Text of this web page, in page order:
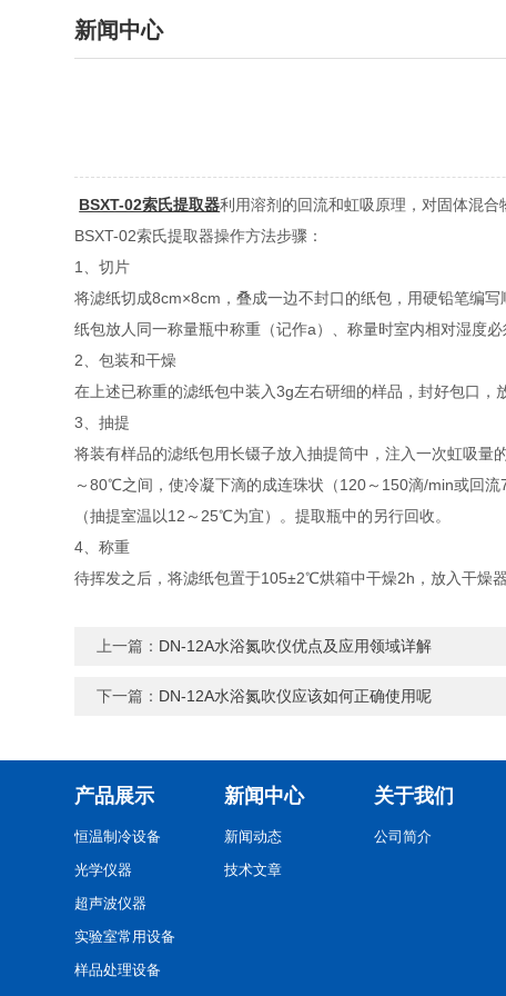
新闻中心
BSXT-02索氏提取器利用溶剂的回流和虹吸原理，对固体混
BSXT-02索氏提取器操作方法步骤：
1、切片
将滤纸切成8cm×8cm，叠成一边不封口的纸包，用硬铅笔编
纸包放人同一称量瓶中称重（记作a）、称量时室内相对湿度
2、包装和干燥
在上述已称重的滤纸包中装入3g左右研细的样品，封好包口
3、抽提
将装有样品的滤纸包用长镊子放入抽提筒中，注入一次虹吸
～80℃之间，使冷凝下滴的成连珠状（120～150滴/min或回
（抽提室温以12～25℃为宜）。提取瓶中的另行回收。
4、称重
待挥发之后，将滤纸包置于105±2℃烘箱中干燥2h，放入干燥
上一篇： DN-12A水浴氮吹仪优点及应用领域详解
下一篇： DN-12A水浴氮吹仪应该如何正确使用呢
产品展示
恒温制冷设备
光学仪器
超声波仪器
实验室常用设备
样品处理设备
新闻中心
新闻动态
技术文章
关于我们
公司简介